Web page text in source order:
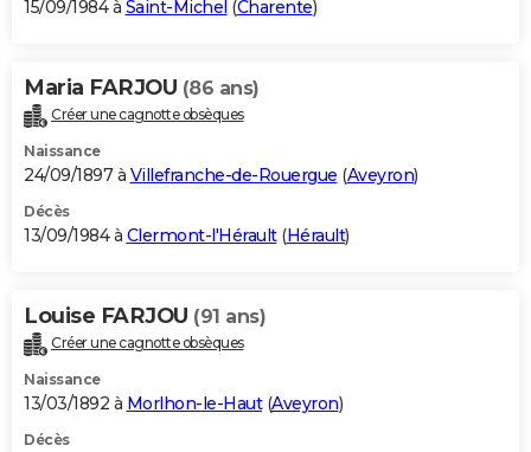
15/09/1984 à Saint-Michel (Charente)
Maria FARJOU (86 ans)
Créer une cagnotte obsèques
Naissance
24/09/1897 à Villefranche-de-Rouergue (Aveyron)
Décès
13/09/1984 à Clermont-l'Hérault(Hérault)
Louise FARJOU (91 ans)
Créer une cagnotte obsèques
Naissance
13/03/1892 à Morlhon-le-Haut(Aveyron)
Décès